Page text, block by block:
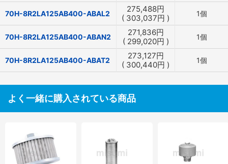
70H-8R2LA125AB400-ABAL2 275,488円
( 303,037円 ) 1個
70H-8R2LA125AB400-ABAN2 271,836円
( 299,020円 ) 1個
70H-8R2LA125AB400-ABAT2 273,127円
( 300,440円 ) 1個
よく一緒に購入されている商品